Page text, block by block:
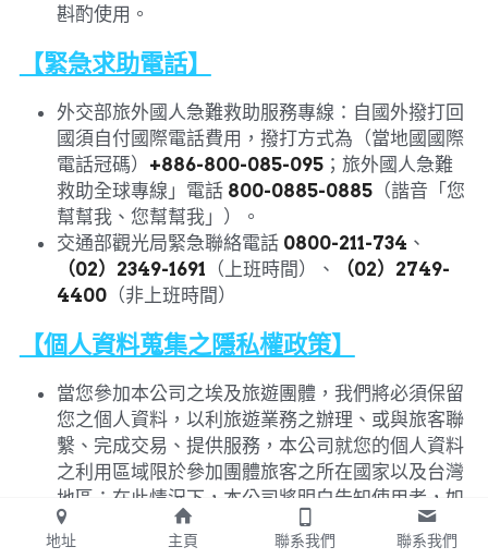
斟酌使用。
【緊急求助電話】
外交部旅外國人急難救助服務專線：自國外撥打回
國須自付國際電話費用，撥打方式為（當地國國際
電話冠碼） +886-800-085-095；旅外國人急難
救助全球專線」電話 800-0885-0885（諧音「您
幫幫我、您幫幫我」）。
交通部觀光局緊急聯絡電話 0800-211-734 、
（02）2349-1691 （上班時間）、
（02）2749-
4400（非上班時間）
【個人資料蒐集之隱私權政策】
當您參加本公司之埃及旅遊團體，我們將必須保留
您之個人資料，以利旅遊業務之辦理、或與旅客聯
繫、完成交易、提供服務，本公司就您的個人資料
之利用區域限於參加團體旅客之所在國家以及台灣
地區；在此情況下，本公司將明白告知使用者，如
果使用者選擇不接收任何廣告或聯繫資訊，本公司
將完全予以尊重，並且遵照旅客意願，刪除個人相
地址 主頁 聯系我們 聯系我們